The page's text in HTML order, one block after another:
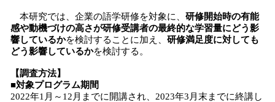
本研究では、企業の語学研修を対象に、 研修開始時の有能
感や動機づけの高さが研修受講者の最終的な学習量にどう影
響しているかを検討することに加え、 研修満足度に対しても
どう影響しているかを検討する。
【調査方法】
■対象プログラム期間
2022年1月～12月までに開講され、2023年3月末までに終講し